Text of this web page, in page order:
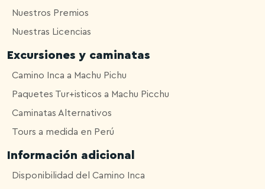
Nuestros Premios
Nuestras Licencias
Excursiones y caminatas
Camino Inca a Machu Pichu
Paquetes Tur+isticos a Machu Picchu
Caminatas Alternativos
Tours a medida en Perú
Información adicional
Disponibilidad del Camino Inca